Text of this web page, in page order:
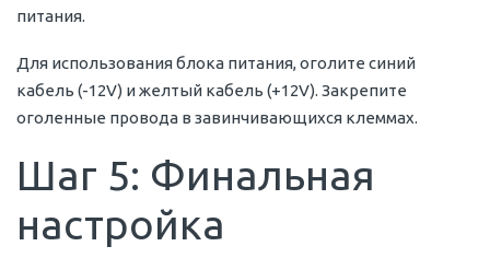
питания.
Для использования блока питания, оголите синий
кабель (-12V) и желтый кабель (+12V). Закрепите
оголенные провода в завинчивающихся клеммах.
Шаг 5: Финальная
настройка